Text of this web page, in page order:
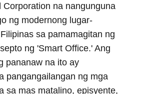
o
o
k
r
e
s
t
d
I
n
Corporation na nangunguna
ng modernong lugar-
sa pamamagitan ng
ng 'Smart Office.' Ang
pananaw na ito ay
pangangailangan ng mga
sa mas matalino, episyente,